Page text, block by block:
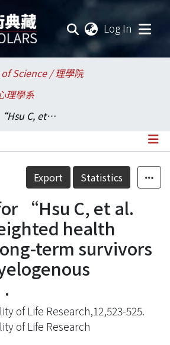
Log In
Science / 理學院
理學系
Rejoinder for “Hsu C, et al. survival-weighted health profile for long-term survivors of acute myelogenous leukemia”.
Details
Export Statistics
“Hsu C, et al.
health
term survivors
of Life Research,12,523-525.
of Life Research